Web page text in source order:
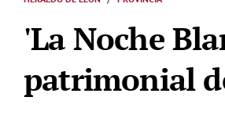
'La Noche
patrimonial